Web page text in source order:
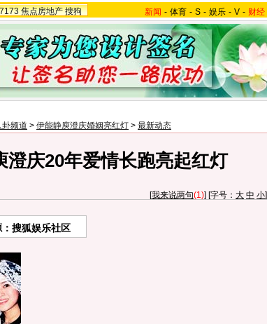
焦点房地产 搜狗 新闻 - 体育 - S - 娱乐 - V - 财经
卦频道 > 伊能静庾澄庆婚姻亮红灯 > 最新动态
澄庆20年爱情长跑亮起红灯
[我来说两句(1)] [字号： 大 中 小]
：搜狐娱乐社区